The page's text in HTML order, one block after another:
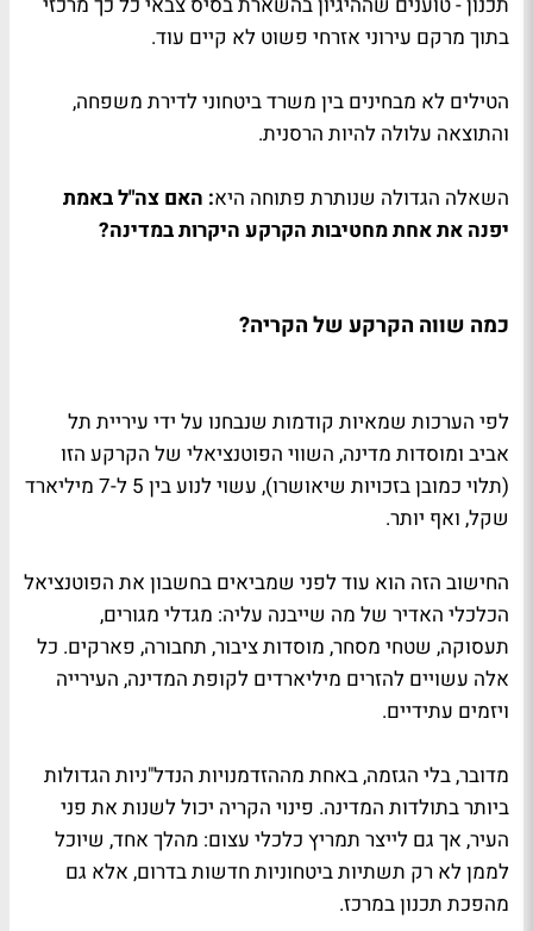
בתוך מרקם עירוני אזרחי פשוט לא קיים עוד.
הטילים לא מבחינים בין משרד ביטחוני לדירת משפחה,
והתוצאה עלולה להיות הרסנית.
השאלה הגדולה שנותרת פתוחה היא: האם צה"ל באמת
יפנה את אחת מחטיבות הקרקע היקרות במדינה?
כמה שווה הקרקע של הקריה?
לפי הערכות שמאיות קודמות שנבחנו על ידי עיריית תל
אביב ומוסדות מדינה, השווי הפוטנציאלי של הקרקע הזו
(תלוי כמובן בזכויות שיאושרו), עשוי לנוע בין 5 ל-7 מיליארד
שקל, ואף יותר.
החישוב הזה הוא עוד לפני שמביאים בחשבון את הפוטנציאל
הכלכלי האדיר של מה שייבנה עליה: מגדלי מגורים,
תעסוקה, שטחי מסחר, מוסדות ציבור, תחבורה, פארקים. כל
אלה עשויים להזרים מיליארדים לקופת המדינה, העירייה
ויזמים עתידיים.
מדובר, בלי הגזמה, באחת מההזדמנויות הנדל"ניות הגדולות
ביותר בתולדות המדינה. פינוי הקריה יכול לשנות את פני
העיר, אך גם לייצר תמריץ כלכלי עצום: מהלך אחד, שיוכל
לממן לא רק תשתיות ביטחוניות חדשות בדרום, אלא גם
מהפכת תכנון במרכז.